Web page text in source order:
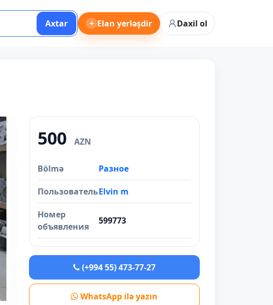
Axtar + Elan yerləşdir Daxil ol
500 AZN
Bölmə Разное
ПользовательElvin m
Номер
объявления
599773
(+994 55) 473-77-27
WhatsApp ilə yazın